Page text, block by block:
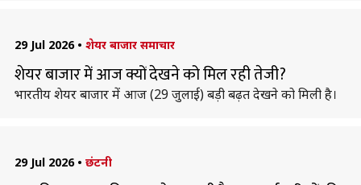
29 Jul 2026 • शेयर बाजार समाचार
शेयर बाजार में आज क्यों देखने को मिल रही तेजी?
भारतीय शेयर बाजार में आज (29 जुलाई) बड़ी बढ़त देखने को मिली है।
29 Jul 2026 • छंटनी